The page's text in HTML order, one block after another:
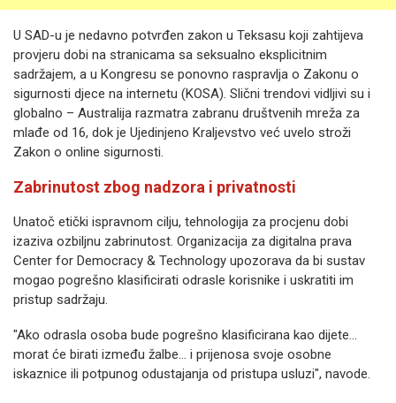
U SAD-u je nedavno potvrđen zakon u Teksasu koji zahtijeva
provjeru dobi na stranicama sa seksualno eksplicitnim
sadržajem, a u Kongresu se ponovno raspravlja o Zakonu o
sigurnosti djece na internetu (KOSA). Slični trendovi vidljivi su i
globalno – Australija razmatra zabranu društvenih mreža za
mlađe od 16, dok je Ujedinjeno Kraljevstvo već uvelo stroži
Zakon o online sigurnosti.
Zabrinutost zbog nadzora i privatnosti
Unatoč etički ispravnom cilju, tehnologija za procjenu dobi
izaziva ozbiljnu zabrinutost. Organizacija za digitalna prava
Center for Democracy & Technology upozorava da bi sustav
mogao pogrešno klasificirati odrasle korisnike i uskratiti im
pristup sadržaju.
"Ako odrasla osoba bude pogrešno klasificirana kao dijete...
morat će birati između žalbe... i prijenosa svoje osobne
iskaznice ili potpunog odustajanja od pristupa usluzi", navode.